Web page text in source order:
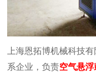
上海恩拓博机械科技
系企业，负责空气悬